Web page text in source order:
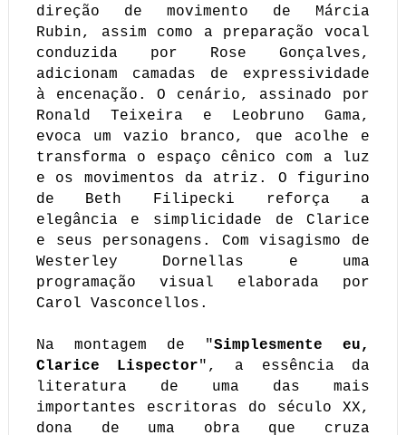
direção de movimento de Márcia
Rubin, assim como a preparação vocal
conduzida por Rose Gonçalves,
adicionam camadas de expressividade
à encenação. O cenário, assinado por
Ronald Teixeira e Leobruno Gama,
evoca um vazio branco, que acolhe e
transforma o espaço cênico com a luz
e os movimentos da atriz. O figurino
de Beth Filipecki reforça a
elegância e simplicidade de Clarice
e seus personagens. Com visagismo de
Westerley Dornellas e uma
programação visual elaborada por
Carol Vasconcellos.
Na montagem de "Simplesmente eu,
Clarice Lispector", a essência da
literatura de uma das mais
importantes escritoras do século XX,
dona de uma obra que cruza